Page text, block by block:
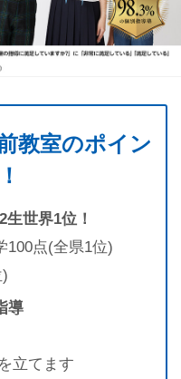
教室のポイン
世界1位！
100点(全県1位)
導
立てます